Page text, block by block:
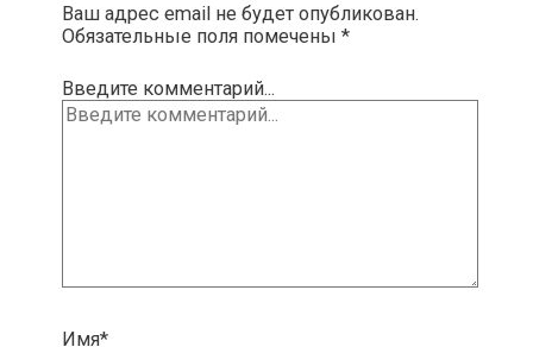
Ваш адрес email не будет опубликован.
Обязательные поля помечены *
Введите комментарий...
Имя*